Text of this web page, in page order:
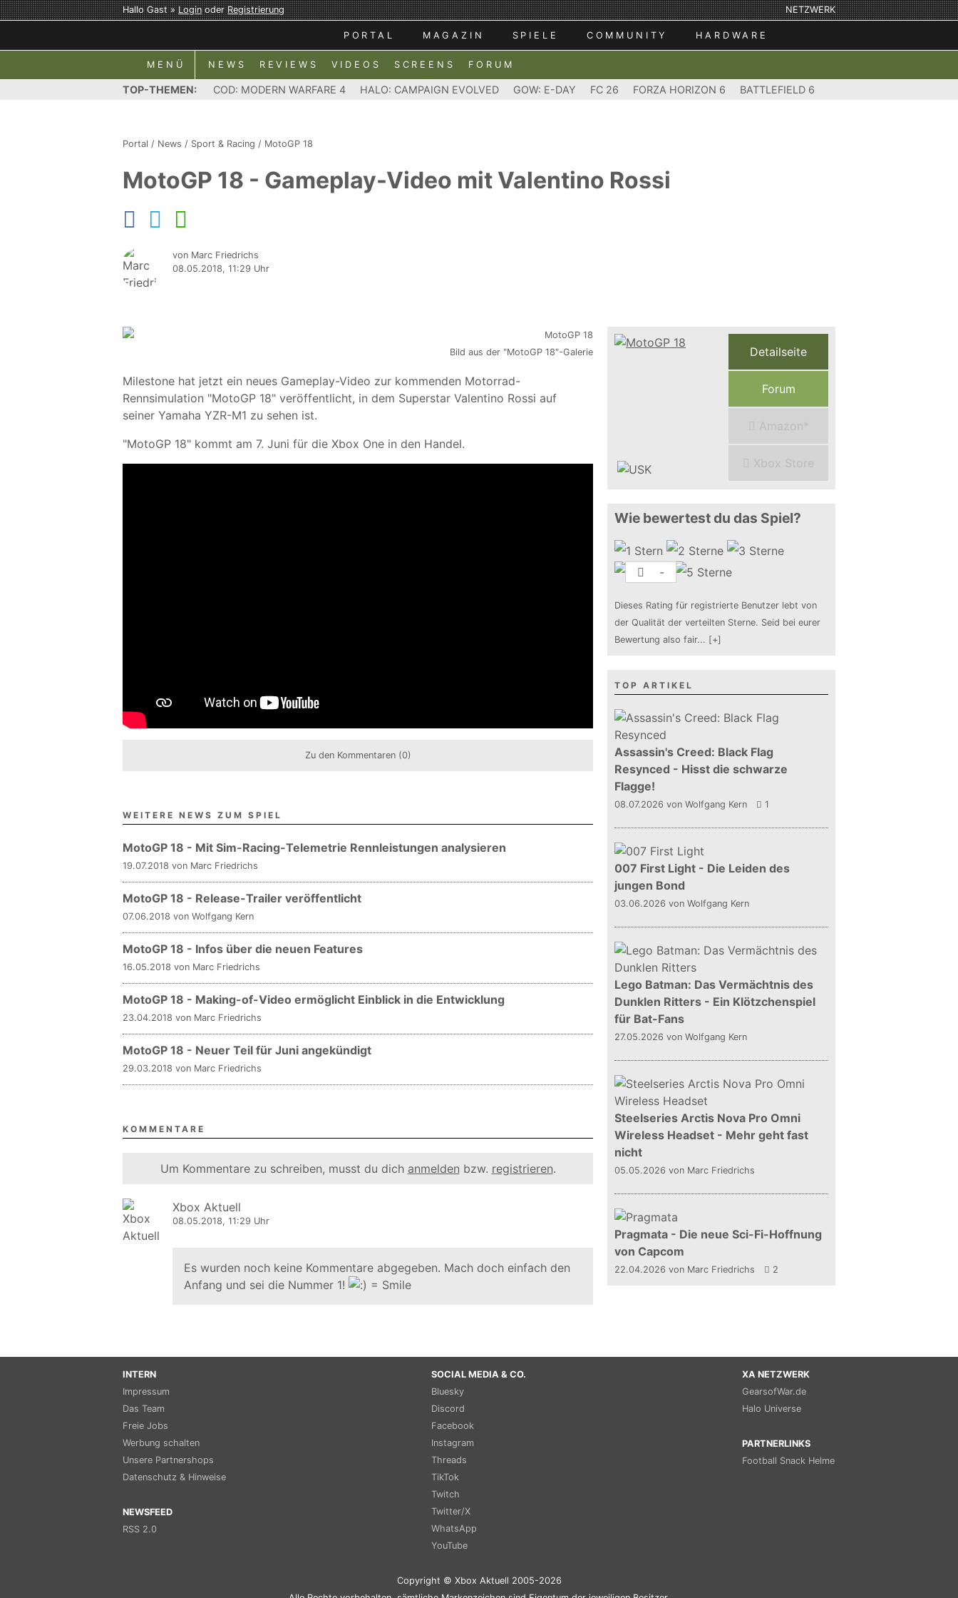
Hallo Gast »LoginoderRegistrierung NETZWERK
PORTAL MAGAZIN SPIELE COMMUNITY HARDWARE
MENÜ NEWS REVIEWS VIDEOS SCREENS FORUM
TOP-THEMEN: COD: MODERN WARFARE 4 HALO: CAMPAIGN EVOLVED GOW: E-DAY FC 26 FORZA HORIZON 6 BATTLEFIELD 6
Portal / News / Sport & Racing / MotoGP 18
MotoGP 18 - Gameplay-Video mit Valentino Rossi
von Marc Friedrichs
08.05.2018, 11:29 Uhr
Bild aus der "MotoGP 18"-Galerie
Milestone hat jetzt ein neues Gameplay-Video zur kommenden Motorrad-
Rennsimulation "MotoGP 18" veröffentlicht, in dem Superstar Valentino Rossi auf
seiner Yamaha YZR-M1 zu sehen ist.
"MotoGP 18" kommt am 7. Juni für die Xbox One in den Handel.
Zu den Kommentaren (0)
WEITERE NEWS ZUM SPIEL
MotoGP 18 - Mit Sim-Racing-Telemetrie Rennleistungen analysieren
19.07.2018 von Marc Friedrichs
MotoGP 18 - Release-Trailer veröffentlicht
07.06.2018 von Wolfgang Kern
MotoGP 18 - Infos über die neuen Features
16.05.2018 von Marc Friedrichs
MotoGP 18 - Making-of-Video ermöglicht Einblick in die Entwicklung
23.04.2018 von Marc Friedrichs
MotoGP 18 - Neuer Teil für Juni angekündigt
29.03.2018 von Marc Friedrichs
KOMMENTARE
Um Kommentare zu schreiben, musst du dich anmelden bzw. registrieren.
Xbox Aktuell
08.05.2018, 11:29 Uhr
Es wurden noch keine Kommentare abgegeben. Mach doch einfach den
Anfang und sei die Nummer 1!
Detailseite
Forum
Amazon*
Xbox Store
Wie bewertest du das Spiel?
-
Dieses Rating für registrierte Benutzer lebt von
der Qualität der verteilten Sterne. Seid bei eurer
Bewertung also fair... [+]
TOP ARTIKEL
Assassin's Creed: Black Flag
Resynced - Hisst die schwarze
Flagge!
08.07.2026 von Wolfgang Kern 1
007 First Light - Die Leiden des
jungen Bond
03.06.2026 von Wolfgang Kern
Lego Batman: Das Vermächtnis des
Dunklen Ritters - Ein Klötzchenspiel
für Bat-Fans
27.05.2026 von Wolfgang Kern
Steelseries Arctis Nova Pro Omni
Wireless Headset - Mehr geht fast
nicht
05.05.2026 von Marc Friedrichs
Pragmata - Die neue Sci-Fi-Hoffnung
von Capcom
22.04.2026 von Marc Friedrichs 2
INTERN
Impressum
Das Team
Freie Jobs
Werbung schalten
Unsere Partnershops
Datenschutz & Hinweise
NEWSFEED
RSS 2.0
SOCIAL MEDIA & CO.
Bluesky
Discord
Facebook
Instagram
Threads
TikTok
Twitch
Twitter/X
WhatsApp
YouTube
XA NETZWERK
GearsofWar.de
Halo Universe
PARTNERLINKS
Football Snack Helme
Copyright © Xbox Aktuell 2005-2026